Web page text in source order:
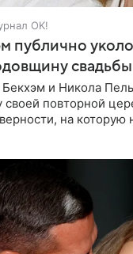
OK!
публично
свадьбы
и Никола
своей повторной
на которую